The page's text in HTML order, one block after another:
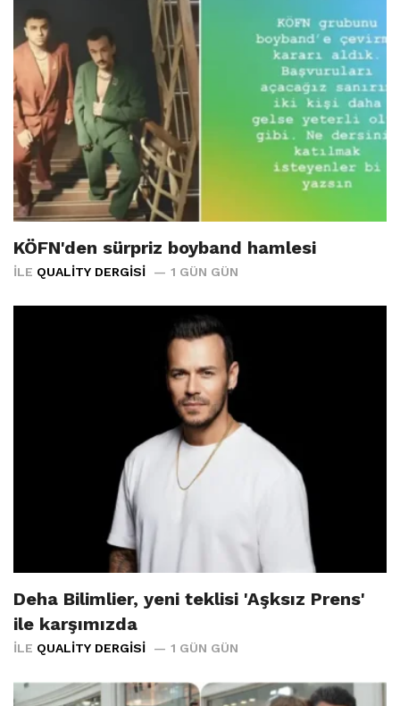
KÖFN'den sürpriz boyband hamlesi
İLE QUALITY DERGISI 1 GÜN GÜN
Deha Bilimlier, yeni teklisi 'Aşksız Prens'
ile karşımızda
İLE QUALITY DERGISI 1 GÜN GÜN